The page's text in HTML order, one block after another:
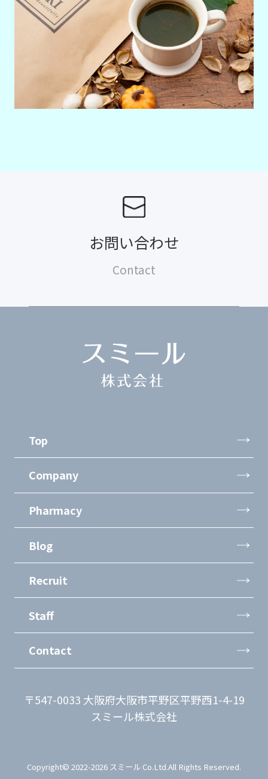
お問い合わせ
Contact
Top
Company
Pharmacy
Blog
Recruit
Staff
Contact
〒547-0033 大阪府大阪市平野区平野西1-4-19
スミール株式会社
Copyright© 2022-2026 スミール Co.Ltd.All Rights Reserved.